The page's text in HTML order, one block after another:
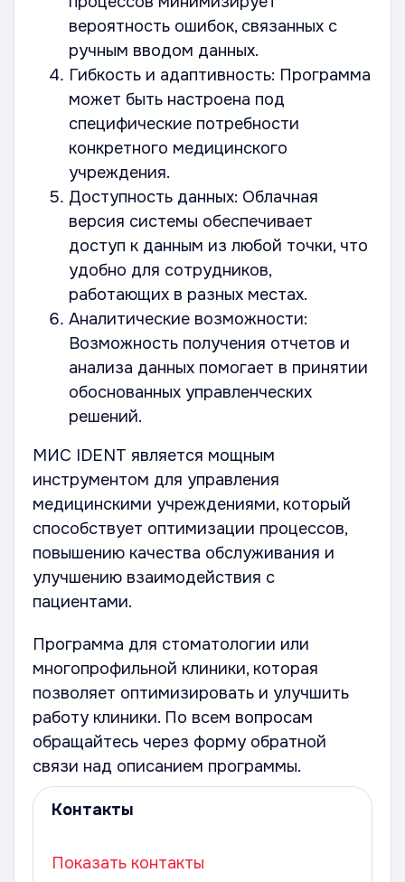
вероятность ошибок, связанных с
ручным вводом данных.
Гибкость и адаптивность: Программа
может быть настроена под
специфические потребности
конкретного медицинского
учреждения.
Доступность данных: Облачная
версия системы обеспечивает
доступ к данным из любой точки, что
удобно для сотрудников,
работающих в разных местах.
Аналитические возможности:
Возможность получения отчетов и
анализа данных помогает в принятии
обоснованных управленческих
решений.
МИС IDENT является мощным
инструментом для управления
медицинскими учреждениями, который
способствует оптимизации процессов,
повышению качества обслуживания и
улучшению взаимодействия с
пациентами.
Программа для стоматологии или
многопрофильной клиники, которая
позволяет оптимизировать и улучшить
работу клиники. По всем вопросам
обращайтесь через форму обратной
связи над описанием программы.
Контакты
Показать контакты